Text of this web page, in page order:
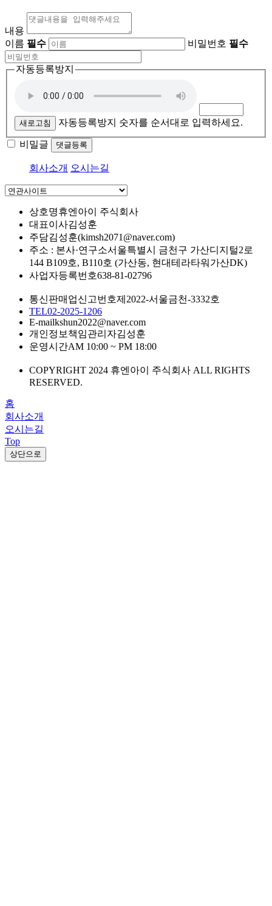
내용
이름 필수 비밀번호 필수
자동등록방지
새로고침 자동등록방지 숫자를 순서대로 입력하세요.
비밀글 댓글등록
회사소개 오시는길
상호명휴엔아이 주식회사
대표이사김성훈
주담김성훈(kimsh2071@naver.com)
주소 : 본사·연구소서울특별시 금천구 가산디지털2로
144 B109호, B110호 (가산동, 현대테라타워가산DK)
사업자등록번호638-81-02796
통신판매업신고번호제2022-서울금천-3332호
TEL02-2025-1206
E-mailkshun2022@naver.com
개인정보책임관리자김성훈
운영시간AM 10:00 ~ PM 18:00
COPYRIGHT 2024 휴엔아이 주식회사 ALL RIGHTS
RESERVED.
홈
회사소개
오시는길
Top
상단으로